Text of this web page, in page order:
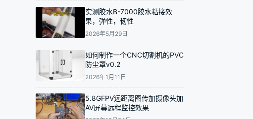
实测胶水B-7000胶水粘接效
果，弹性，韧性
2026年5月29日
如何制作一个CNC切割机的PVC
防尘罩v0.2
2026年1月11日
5.8GFPV远距离图传加摄像头加
AV屏幕远程监控效果